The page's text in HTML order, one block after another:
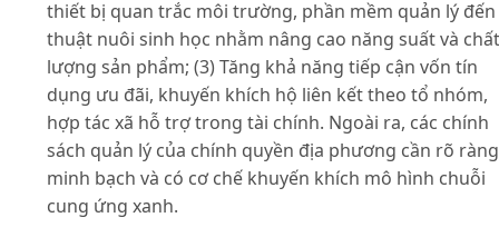
thiết bị quan trắc môi trường, phần mềm quản lý đến
thuật nuôi sinh học nhằm nâng cao năng suất và chất
lượng sản phẩm; (3) Tăng khả năng tiếp cận vốn tín
dụng ưu đãi, khuyến khích hộ liên kết theo tổ nhóm,
hợp tác xã hỗ trợ trong tài chính. Ngoài ra, các chính
sách quản lý của chính quyền địa phương cần rõ
minh bạch và có cơ chế khuyến khích mô hình chuỗi
cung ứng xanh.